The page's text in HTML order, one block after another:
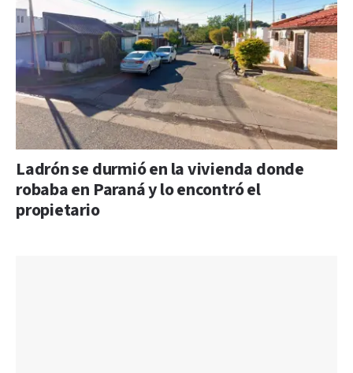
Ladrón se durmió en la vivienda donde
robaba en Paraná y lo encontró el
propietario